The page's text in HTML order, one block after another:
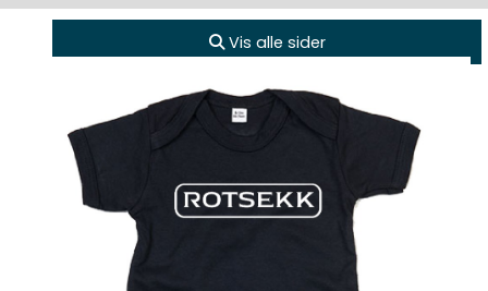
Vis alle sider